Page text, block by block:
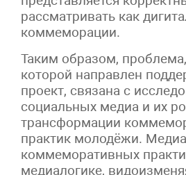
рассматривать как
коммеморации.
Таким образом,
которой направлен
проект, связана с
социальных медиа и их
трансформации
практик молодёжи.
коммеморативных
медиалогике,